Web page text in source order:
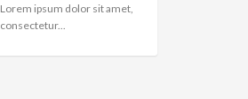
Lorem ipsum dolor sit amet,
consectetur...